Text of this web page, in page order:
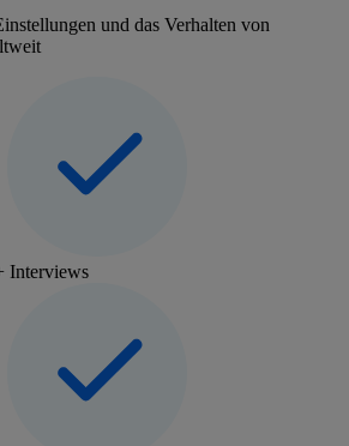
und das Verhalten von
Interviews